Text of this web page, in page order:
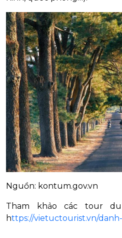
Nguồn: kontum.gov.vn
Tham khảo các tour
https://vietuctourist.vn/